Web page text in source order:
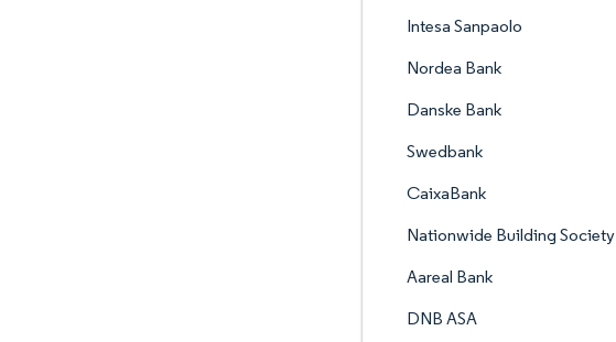
Intesa Sanpaolo
Nordea Bank
Danske Bank
Swedbank
CaixaBank
Nationwide Building Society
Aareal Bank
DNB ASA